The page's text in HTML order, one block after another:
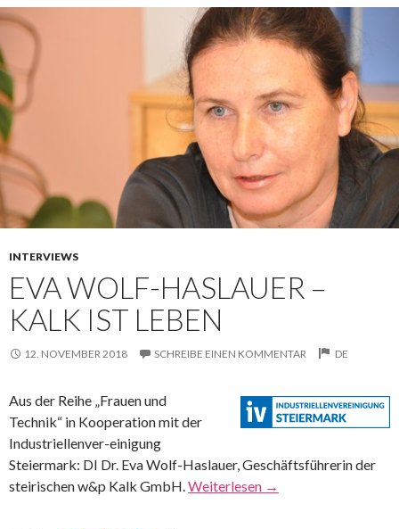
INTERVIEWS
EVA WOLF-HASLAUER –
KALK IST LEBEN
12. NOVEMBER 2018 SCHREIBE EINEN KOMMENTAR DE
Aus der Reihe „Frauen und
Technik“ in Kooperation mit der
Industriellenver-einigung
Steiermark: DI Dr. Eva Wolf-Haslauer, Geschäftsführerin der
steirischen w&p Kalk GmbH. Weiterlesen →